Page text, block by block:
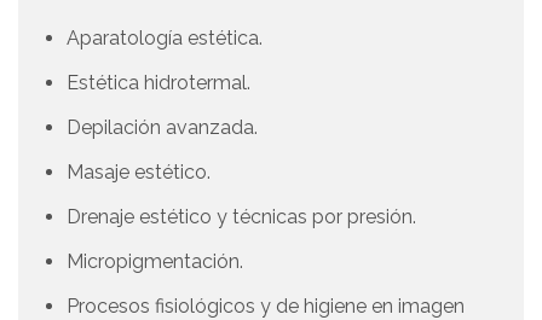
Aparatología estética.
Estética hidrotermal.
Depilación avanzada.
Masaje estético.
Drenaje estético y técnicas por presión.
Micropigmentación.
Procesos fisiológicos y de higiene en imagen